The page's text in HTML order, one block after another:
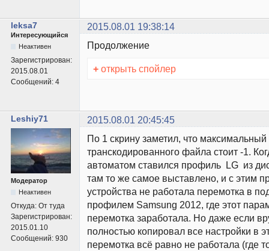
leksa7 2015.08.01 19:38:14
Интересующийся
Неактивен
Зарегистрирован:
2015.08.01
Сообщений: 4
Продолжение
+ открыть спойлер
Leshiy71 2015.08.01 20:45:45
Модератор
Неактивен
Откуда: От туда
Зарегистрирован:
2015.01.10
Сообщений: 930
По 1 скрину заметил, что
транскодированного файла стоит -1.
автоматом ставился профиль LG из
там то же самое выставлено, и с этим
устройства не работала перемотка в
профилем Samsung 2012, где этот
перемотка заработала. Но даже если
полностью копировал все настройки в
перемотка всё равно не работала (где